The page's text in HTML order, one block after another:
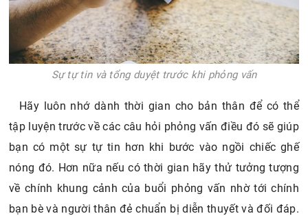
Sự tự tin và tổng duyệt trước khi phỏng vấn
Hãy luôn nhớ dành thời gian cho bản thân để có thể
tập luyện trước về các câu hỏi phỏng vấn điều đó sẽ giúp
bạn có một sự tự tin hơn khi bước vào ngồi chiếc ghế
nóng đó. Hơn nữa nếu có thời gian hãy thử tưởng tượng
về chính khung cảnh của buổi phỏng vấn nhờ tới chính
bạn bè và người thân đẻ chuẩn bị diễn thuyết và đối đáp.